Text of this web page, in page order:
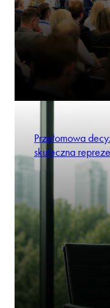
Przełomowa
skuteczna